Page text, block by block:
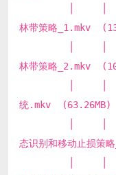
│ │ ├─
林带策略_1.mkv
│ │ ├─
林带策略_2.mkv
│ │ ├─
统.mkv (63.26MB)
│ │ ├─
态识别和移动止损
│ │ ├─